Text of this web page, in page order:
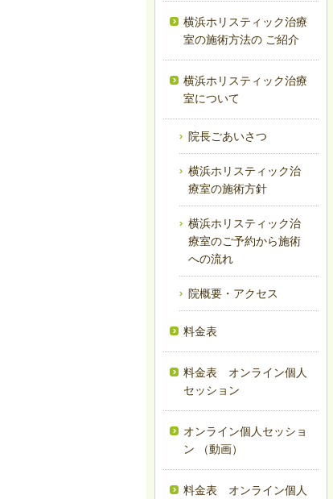
横浜ホリスティック治療
室の施術方法の ご紹介
横浜ホリスティック治療
室について
院長ごあいさつ
横浜ホリスティック治
療室の施術方針
横浜ホリスティック治
療室のご予約から施術
への流れ
院概要・アクセス
料金表
料金表 オンライン個人
セッション
オンライン個人セッショ
ン （動画）
料金表 オンライン個人